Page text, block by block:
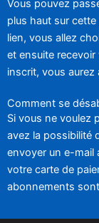
Vous pouvez
plus haut sur
lien, vous allez
et ensuite
inscrit, vous
Comment se
Si vous ne voulez
avez la possibilité
envoyer un e-mail
votre carte de
abonnements